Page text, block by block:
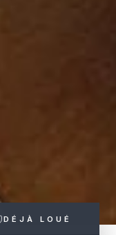
DÉJÀ LOUÉ